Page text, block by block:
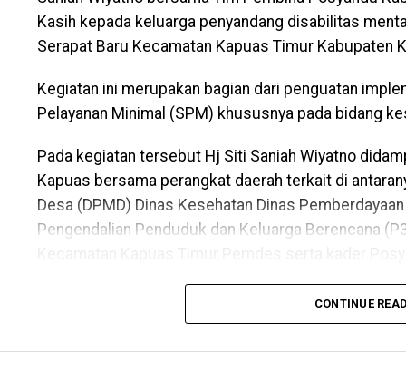
Kasih kepada keluarga penyandang disabilitas
Serapat Baru Kecamatan Kapuas Timur Kabupaten
Kegiatan ini merupakan bagian dari penguatan
Pelayanan Minimal (SPM) khususnya pada bidang
Pada kegiatan tersebut Hj Siti Saniah Wiyatno
Kapuas bersama perangkat daerah terkait di
Desa (DPMD) Dinas Kesehatan Dinas
Pengendalian Penduduk dan Keluarga Berencana
Menurutnya kunjungan kasih ini merupakan bentuk
masyarakat yang tergolong rentan sekaligus
CONTINUE